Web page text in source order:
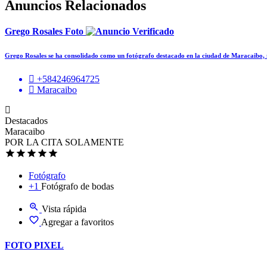
Anuncios Relacionados
Grego Rosales Foto
Grego Rosales se ha consolidado como un fotógrafo destacado en la ciudad de
+584246964725
Maracaibo
Destacados
Maracaibo
POR LA CITA SOLAMENTE
Fotógrafo
+1 Fotógrafo de bodas
Vista rápida
Agregar a favoritos
FOTO PIXEL